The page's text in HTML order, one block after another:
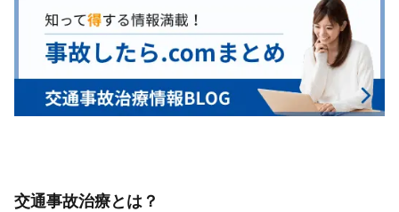
交通事故治療とは？